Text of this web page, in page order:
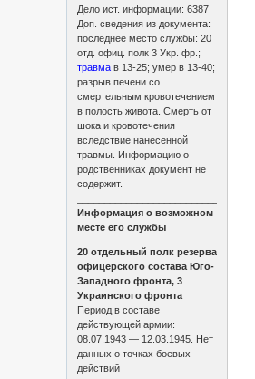
Дело ист. информации: 6387
Доп. сведения из документа:
последнее место службы: 20
отд. офиц. полк 3 Укр. фр.;
травмав 13-25; умер в 13-40;
разрыв печени со
смертельным кровотечением
в полость живота. Смерть от
шока и кровотечения
вследствие нанесенной
травмы. Информацию о
родственниках документ не
содержит.
Информация о возможном
месте его службы
20 отдельный полк резерва
офицерского состава Юго-
Западного фронта, 3
Украинского фронта
Период в составе
действующей армии:
08.07.1943 — 12.03.1945. Нет
данных о точках боевых
действий